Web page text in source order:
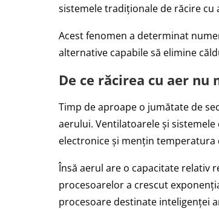
sistemele tradiționale de răcire cu
Acest fenomen a determinat
alternative capabile să elimine
De ce răcirea cu aer
Timp de aproape o jumătate de
aerului. Ventilatoarele și
electronice și mențin
Însă aerul are o capacitate relativ
procesoarelor a crescut
procesoare destinate inteligenței